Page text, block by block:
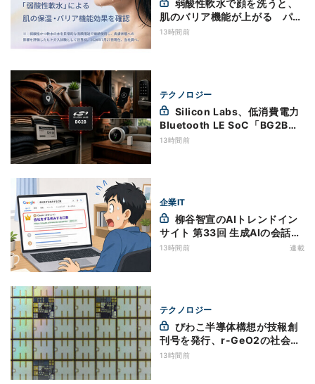
肌のバリア機能が上がる パナ
ソニックと神戸大が確認
13時間前
テクノロジー
Bluetooth LE SoC「BG2B」
を発表
13時間前
企業IT
サイト 第33回 生成AIの会話履
歴は検索履歴よりもリスキー？
13時間前 連載
テクノロジー
刊号を発行、r-GeO2の社会実
装へ情報発信を強化
13時間前